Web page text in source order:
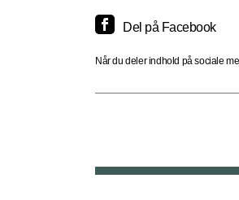
Del på Facebook
Når du deler indhold på sociale